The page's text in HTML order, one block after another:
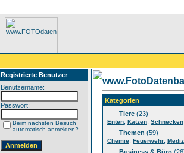
Registrierte Benutzer
Benutzername:
Passwort:
Beim nächsten Besuch
automatisch anmelden?
Kategorien
Tiere (23)
Enten Katzen Schnecken
Themen (59)
Chemie Feuerwehr